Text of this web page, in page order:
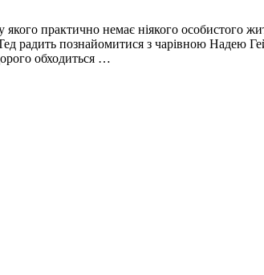
якого практично немає ніякого
радить познайомитися з чарівною Надею
обходиться …